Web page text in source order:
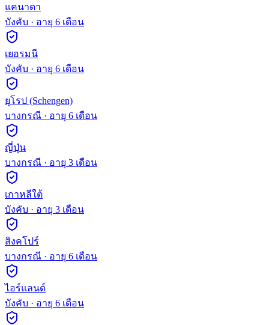
แคนาดา
บังคับ · อายุ 6 เดือน
เยอรมนี
บังคับ · อายุ 6 เดือน
ยุโรป (Schengen)
บางกรณี · อายุ 6 เดือน
ญี่ปุ่น
บางกรณี · อายุ 3 เดือน
เกาหลีใต้
บังคับ · อายุ 3 เดือน
สิงคโปร์
บางกรณี · อายุ 6 เดือน
ไอร์แลนด์
บังคับ · อายุ 6 เดือน